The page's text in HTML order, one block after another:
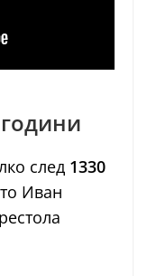
след 1330
Иван